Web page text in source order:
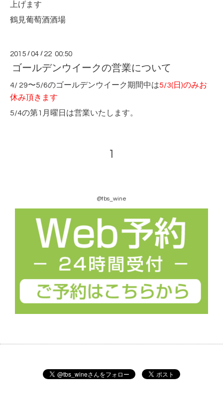
上げます
鶴見葡萄酒酒場
2015 /04 / 22 00:50
ゴールデンウイークの営業について
4/ 29〜5/6のゴールデンウイーク期間中は5/3(日)のみお
休み頂きます
5/4の第1月曜日は営業いたします。
1
@tbs_wine